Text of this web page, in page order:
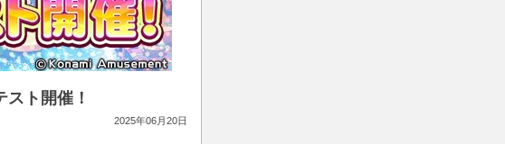
ト開催！
2025年06月20日